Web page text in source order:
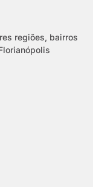
regiões, bairros